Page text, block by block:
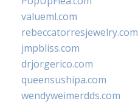
valueml.com
rebeccatorresjewelry.com
jmpbliss.com
drjorgerico.com
queensushipa.com
wendyweimerdds.com